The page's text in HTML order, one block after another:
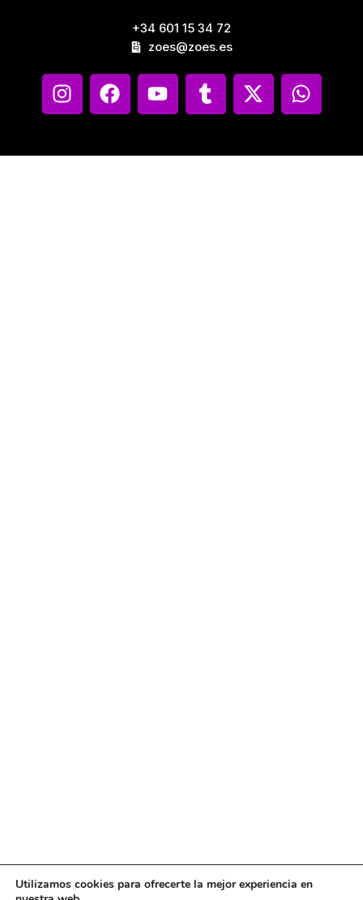
+34 601 15 34 72
zoes@zoes.es
Utilizamos cookies para ofrecerte la mejor experiencia en